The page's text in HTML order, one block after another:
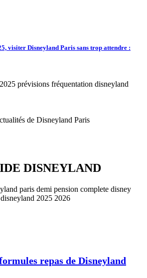
visiter Disneyland Paris sans trop attendre :
de Disneyland Paris
DISNEYLAND
repas de Disneyland